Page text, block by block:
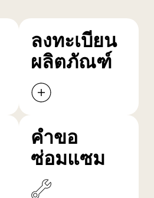
ลงทะเบียน
ผลิตภัณฑ์
คำขอ
ซ่อมแซม